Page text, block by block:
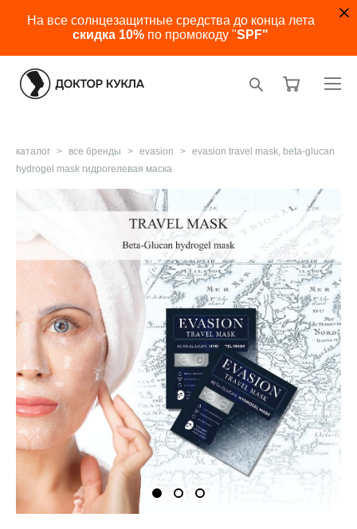
На все солнцезащитные средства до конца лета
скидка 10% по промокоду "SPF"
каталог > все бренды > evasion > evasion travel mask, beta-glucan
hydrogel mask гидрогелевая маска